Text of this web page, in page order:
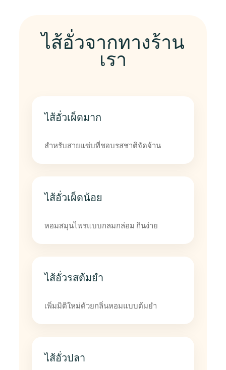
ไส้อั่วจากทางร้าน
เรา
ไส้อั่วเผ็ดมาก
สำหรับสายแซ่บที่ชอบรสชาติจัดจ้าน
ไส้อั่วเผ็ดน้อย
หอมสมุนไพรแบบกลมกล่อม กินง่าย
ไส้อั่วรสต้มยำ
เพิ่มมิติใหม่ด้วยกลิ่นหอมแบบต้มยำ
ไส้อั่วปลา